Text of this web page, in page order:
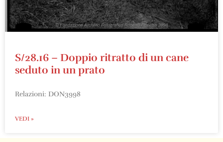
S/28.16 – Doppio ritratto di un cane
seduto in un prato
Relazioni: DON3998
VEDI »